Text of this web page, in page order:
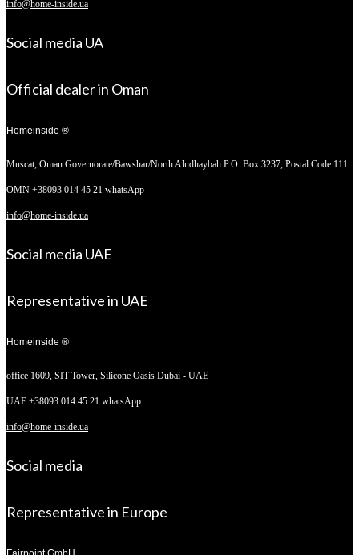
info@home-inside.ua
Social media UA
Official dealer in Oman
Homeinside ®
Muscat, Oman Governorate/Bawshar/North Aludhaybah P.O. Box 3237, Postal Code 111
OMN +38093 014 45 21 whatsApp
info@home-inside.ua
Social media UAE
Representative in UAE
Homeinside ®
office 1609, SIT Tower, Silicone Oasis Dubai - UAE
UAE +38093 014 45 21 whatsApp
info@home-inside.ua
Social media
Representative in Europe